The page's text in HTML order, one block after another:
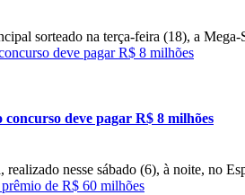
sorteado na terça-feira (18), a
deve pagar R$ 8 milhões
deve pagar R$ 8 milhões
nesse sábado (6), à noite, no
de R$ 60 milhões